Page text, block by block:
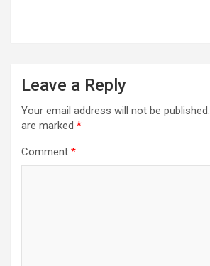
Leave a Reply
Your email address will not be published.
are marked *
Comment *